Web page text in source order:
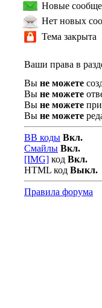
Новые
Нет новых
Тема закрыта
Ваши права в
Вы не можете
Вы не можете
Вы не можете
Вы не можете
BB коды Вкл.
Смайлы Вкл.
[IMG] код Вкл.
HTML код Выкл.
Правила форума